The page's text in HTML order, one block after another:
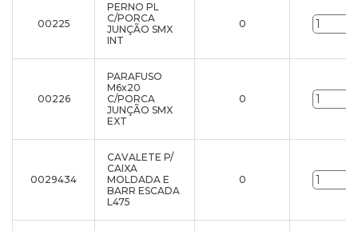
00225
PERNO PL
C/PORCA
JUNÇÃO SMX
INT
0
00226
PARAFUSO
M6x20
C/PORCA
JUNÇÃO SMX
EXT
0
0029434
CAVALETE P/
CAIXA
MOLDADA E
BARR ESCADA
L475
0